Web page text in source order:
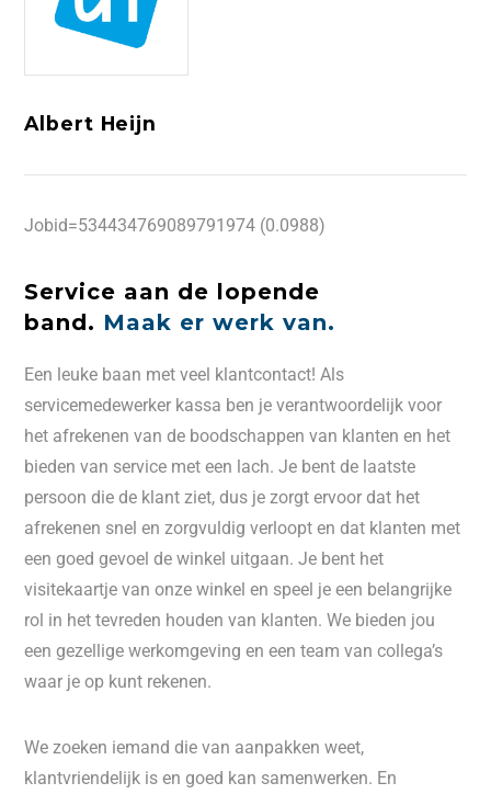
Albert Heijn
Jobid=534434769089791974 (0.0988)
Service aan de lopende
band. Maak er werk van.
Een leuke baan met veel klantcontact! Als
servicemedewerker kassa ben je verantwoordelijk voor
het afrekenen van de boodschappen van klanten en het
bieden van service met een lach. Je bent de laatste
persoon die de klant ziet, dus je zorgt ervoor dat het
afrekenen snel en zorgvuldig verloopt en dat klanten met
een goed gevoel de winkel uitgaan. Je bent het
visitekaartje van onze winkel en speel je een belangrijke
rol in het tevreden houden van klanten. We bieden jou
een gezellige werkomgeving en een team van collega’s
waar je op kunt rekenen.
We zoeken iemand die van aanpakken weet,
klantvriendelijk is en goed kan samenwerken. En